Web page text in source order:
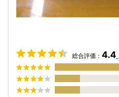
総合評価： 4.4